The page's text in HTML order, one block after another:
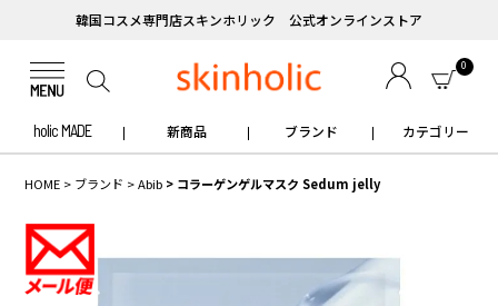
韓国コスメ専門店スキンホリック 公式オンラインストア
0
holic MADE 新商品 ブランド カテゴリー
HOME ブランド Abib コラーゲンゲルマスク Sedum jelly